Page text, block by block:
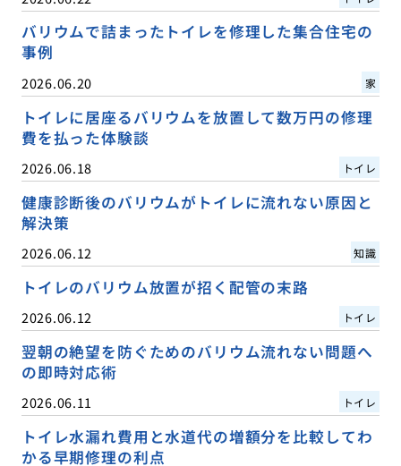
バリウムで詰まったトイレを修理した集合住宅の
事例
2026.06.20 家
トイレに居座るバリウムを放置して数万円の修理
費を払った体験談
2026.06.18 トイレ
健康診断後のバリウムがトイレに流れない原因と
解決策
2026.06.12 知識
トイレのバリウム放置が招く配管の末路
2026.06.12 トイレ
翌朝の絶望を防ぐためのバリウム流れない問題へ
の即時対応術
2026.06.11 トイレ
トイレ水漏れ費用と水道代の増額分を比較してわ
かる早期修理の利点